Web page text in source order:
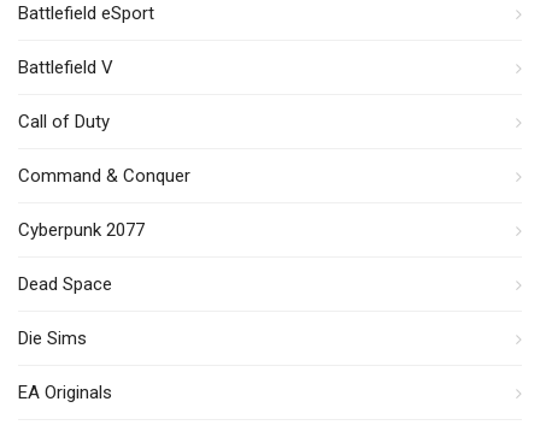
Battlefield eSport
Battlefield V
Call of Duty
Command & Conquer
Cyberpunk 2077
Dead Space
Die Sims
EA Originals